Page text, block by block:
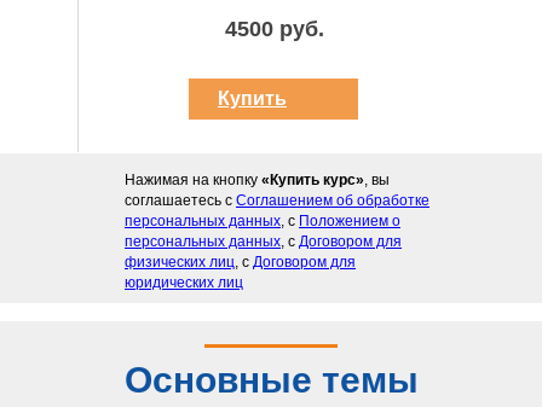
4500 руб.
Купить
Нажимая на кнопку «Купить курс», вы
соглашаетесь с Соглашением об обработке
персональных данных, с Положением о
персональных данных, с Договором для
физических лиц, с Договором для
юридических лиц
Основные темы